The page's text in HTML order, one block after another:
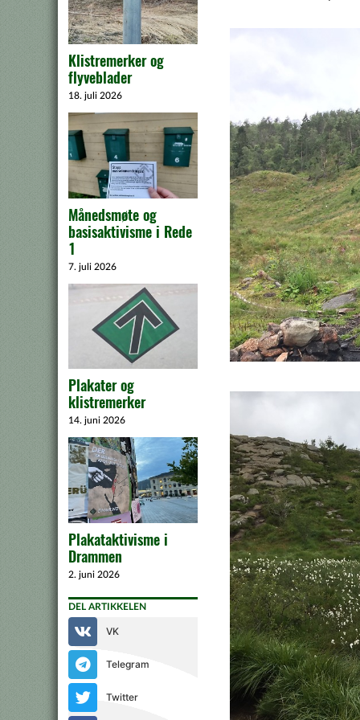
Klistremerker og
flyveblader
18. juli 2026
Månedsmøte og
basisaktivisme i Rede
1
7. juli 2026
Plakater og
klistremerker
14. juni 2026
Plakataktivisme i
Drammen
2. juni 2026
DEL ARTIKKELEN
VK
Telegram
Twitter